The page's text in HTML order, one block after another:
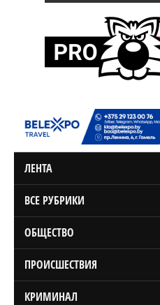
ЛЕНТА
ВСЕ РУБРИКИ
ОБЩЕСТВО
ПРОИСШЕСТВИЯ
КРИМИНАЛ